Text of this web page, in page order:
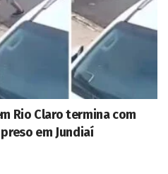
Rio Claro termina com
em Jundiaí